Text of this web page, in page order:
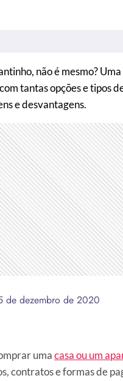
não é mesmo?
tantas opções e tipos
e desvantagens.
de dezembro de 2020
umacasa ou um
contratos e formas de